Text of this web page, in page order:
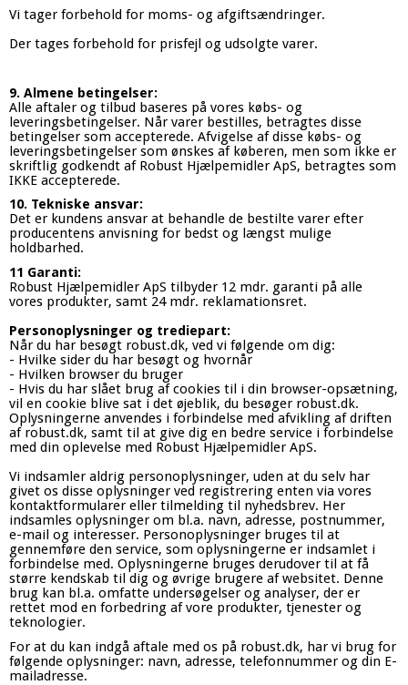
Vi tager forbehold for moms- og afgiftsændringer.
Der tages forbehold for prisfejl og udsolgte varer.
9. Almene betingelser:
Alle aftaler og tilbud baseres på vores købs- og
leveringsbetingelser. Når varer bestilles, betragtes disse
betingelser som accepterede. Afvigelse af disse købs- og
leveringsbetingelser som ønskes af køberen, men som ikke er
skriftlig godkendt af Robust Hjælpemidler ApS, betragtes som
IKKE accepterede.
10. Tekniske ansvar:
Det er kundens ansvar at behandle de bestilte varer efter
producentens anvisning for bedst og længst mulige
holdbarhed.
11 Garanti:
Robust Hjælpemidler ApS tilbyder 12 mdr. garanti på alle
vores produkter, samt 24 mdr. reklamationsret.
Personoplysninger og trediepart:
Når du har besøgt robust.dk, ved vi følgende om dig:
- Hvilke sider du har besøgt og hvornår
- Hvilken browser du bruger
- Hvis du har slået brug af cookies til i din browser-opsætning,
vil en cookie blive sat i det øjeblik, du besøger robust.dk.
Oplysningerne anvendes i forbindelse med afvikling af driften
af robust.dk, samt til at give dig en bedre service i forbindelse
med din oplevelse med Robust Hjælpemidler ApS.
Vi indsamler aldrig personoplysninger, uden at du selv har
givet os disse oplysninger ved registrering enten via vores
kontaktformularer eller tilmelding til nyhedsbrev. Her
indsamles oplysninger om bl.a. navn, adresse, postnummer,
e-mail og interesser. Personoplysninger bruges til at
gennemføre den service, som oplysningerne er indsamlet i
forbindelse med. Oplysningerne bruges derudover til at få
større kendskab til dig og øvrige brugere af websitet. Denne
brug kan bl.a. omfatte undersøgelser og analyser, der er
rettet mod en forbedring af vore produkter, tjenester og
teknologier.
For at du kan indgå aftale med os på robust.dk, har vi brug for
følgende oplysninger: navn, adresse, telefonnummer og din E-
mailadresse.